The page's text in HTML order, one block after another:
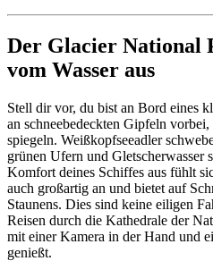
Der Glacier National
vom Wasser aus
Stell dir vor, du bist an Bord eines
an schneebedeckten Gipfeln
spiegeln. Weißkopfseeadler
grünen Ufern und Gletscherwasser
Komfort deines Schiffes aus fühlt
auch großartig an und bietet auf
Staunens. Dies sind keine eiligen
Reisen durch die Kathedrale der
mit einer Kamera in der Hand und
genießt.